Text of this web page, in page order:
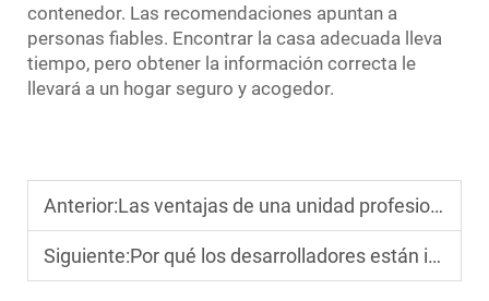
contenedor. Las recomendaciones apuntan a
personas fiables. Encontrar la casa adecuada lleva
tiempo, pero obtener la información correcta le
llevará a un hogar seguro y acogedor.
Anterior:Las ventajas de una unidad profesional de almacenamiento de energía para el hogar
Siguiente:Por qué los desarrolladores están invirtiendo en viviendas prefabricadas de contenedores en 2026